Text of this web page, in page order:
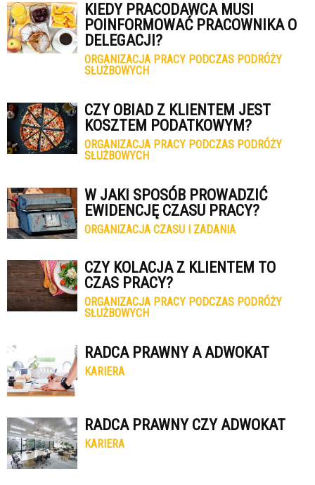
KIEDY PRACODAWCA MUSI
POINFORMOWAĆ PRACOWNIKA O
DELEGACJI?
ORGANIZACJA PRACY PODCZAS PODRÓŻY
SŁUŻBOWYCH
CZY OBIAD Z KLIENTEM JEST
KOSZTEM PODATKOWYM?
ORGANIZACJA PRACY PODCZAS PODRÓŻY
SŁUŻBOWYCH
W JAKI SPOSÓB PROWADZIĆ
EWIDENCJĘ CZASU PRACY?
ORGANIZACJA CZASU I ZADANIA
CZY KOLACJA Z KLIENTEM TO
CZAS PRACY?
ORGANIZACJA PRACY PODCZAS PODRÓŻY
SŁUŻBOWYCH
RADCA PRAWNY A ADWOKAT
KARIERA
RADCA PRAWNY CZY ADWOKAT
KARIERA